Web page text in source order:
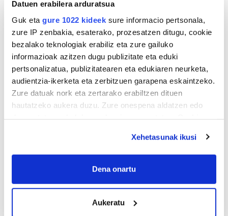
Datuen erabilera arduratsua
Guk eta gure 1022 kideek sure informacio pertsonala,
zure IP zenbakia, esaterako, prozesatzen ditugu, cookie
bezalako teknologiak erabiliz eta zure gailuko
informazioak azitzen dugu publizitate eta eduki
pertsonalizatua, publizitatearen eta edukiaren neurketa,
audientzia-ikerketa eta zerbitzuen garapena eskaintzeko.
Zure datuak nork eta zertarako erabiltzen dituen
hautatzeko aukera duzu. Zure onespena aldatzen edo
If you allow, we would also like to:
Collect information about your geographical
meters
Identify your device by actively scanning it for
Xehetasunak ikusi
Dena onartu
Aukeratu